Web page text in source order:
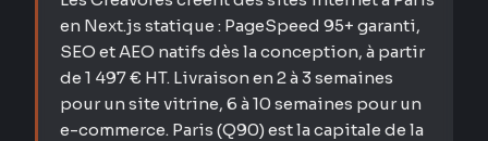
en Next.js statique : PageSpeed 95+ garanti,
SEO et AEO natifs dès la conception, à partir
de 1 497 € HT. Livraison en 2 à 3 semaines
pour un site vitrine, 6 à 10 semaines pour un
e-commerce. Paris (Q90) est la capitale de la